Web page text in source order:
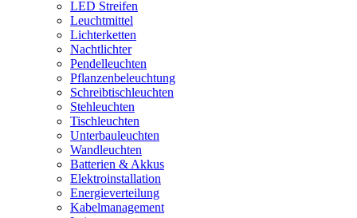
LED Streifen
Leuchtmittel
Lichterketten
Nachtlichter
Pendelleuchten
Pflanzenbeleuchtung
Schreibtischleuchten
Stehleuchten
Tischleuchten
Unterbauleuchten
Wandleuchten
Batterien & Akkus
Elektroinstallation
Energieverteilung
Kabelmanagement